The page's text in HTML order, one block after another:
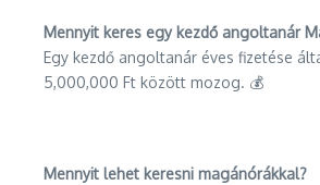
Mennyit keres egy kezdő angoltanár
Egy kezdő angoltanár éves fizetése
5,000,000 Ft között mozog. 💰
Mennyit lehet keresni magánórákkal?